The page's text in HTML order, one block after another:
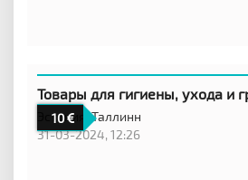
10
Товары для гигиены, ухода и
Эстония,Таллинн
31-03-2024, 12:26